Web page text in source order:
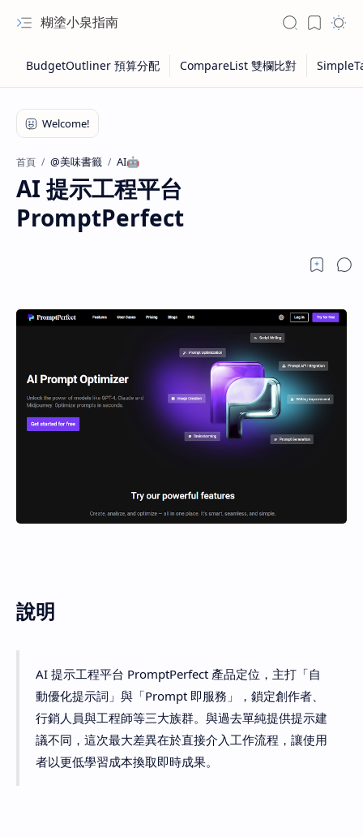
糊塗小泉指南
首頁 @美味書籤 AI🤖
AI 提示工程平台
PromptPerfect
說明
AI 提示工程平台 PromptPerfect 產品定位，主打「自
動優化提示詞」與「Prompt 即服務」，鎖定創作者、
行銷人員與工程師等三大族群。與過去單純提供提示建
議不同，這次最大差異在於直接介入工作流程，讓使用
者以更低學習成本換取即時成果。